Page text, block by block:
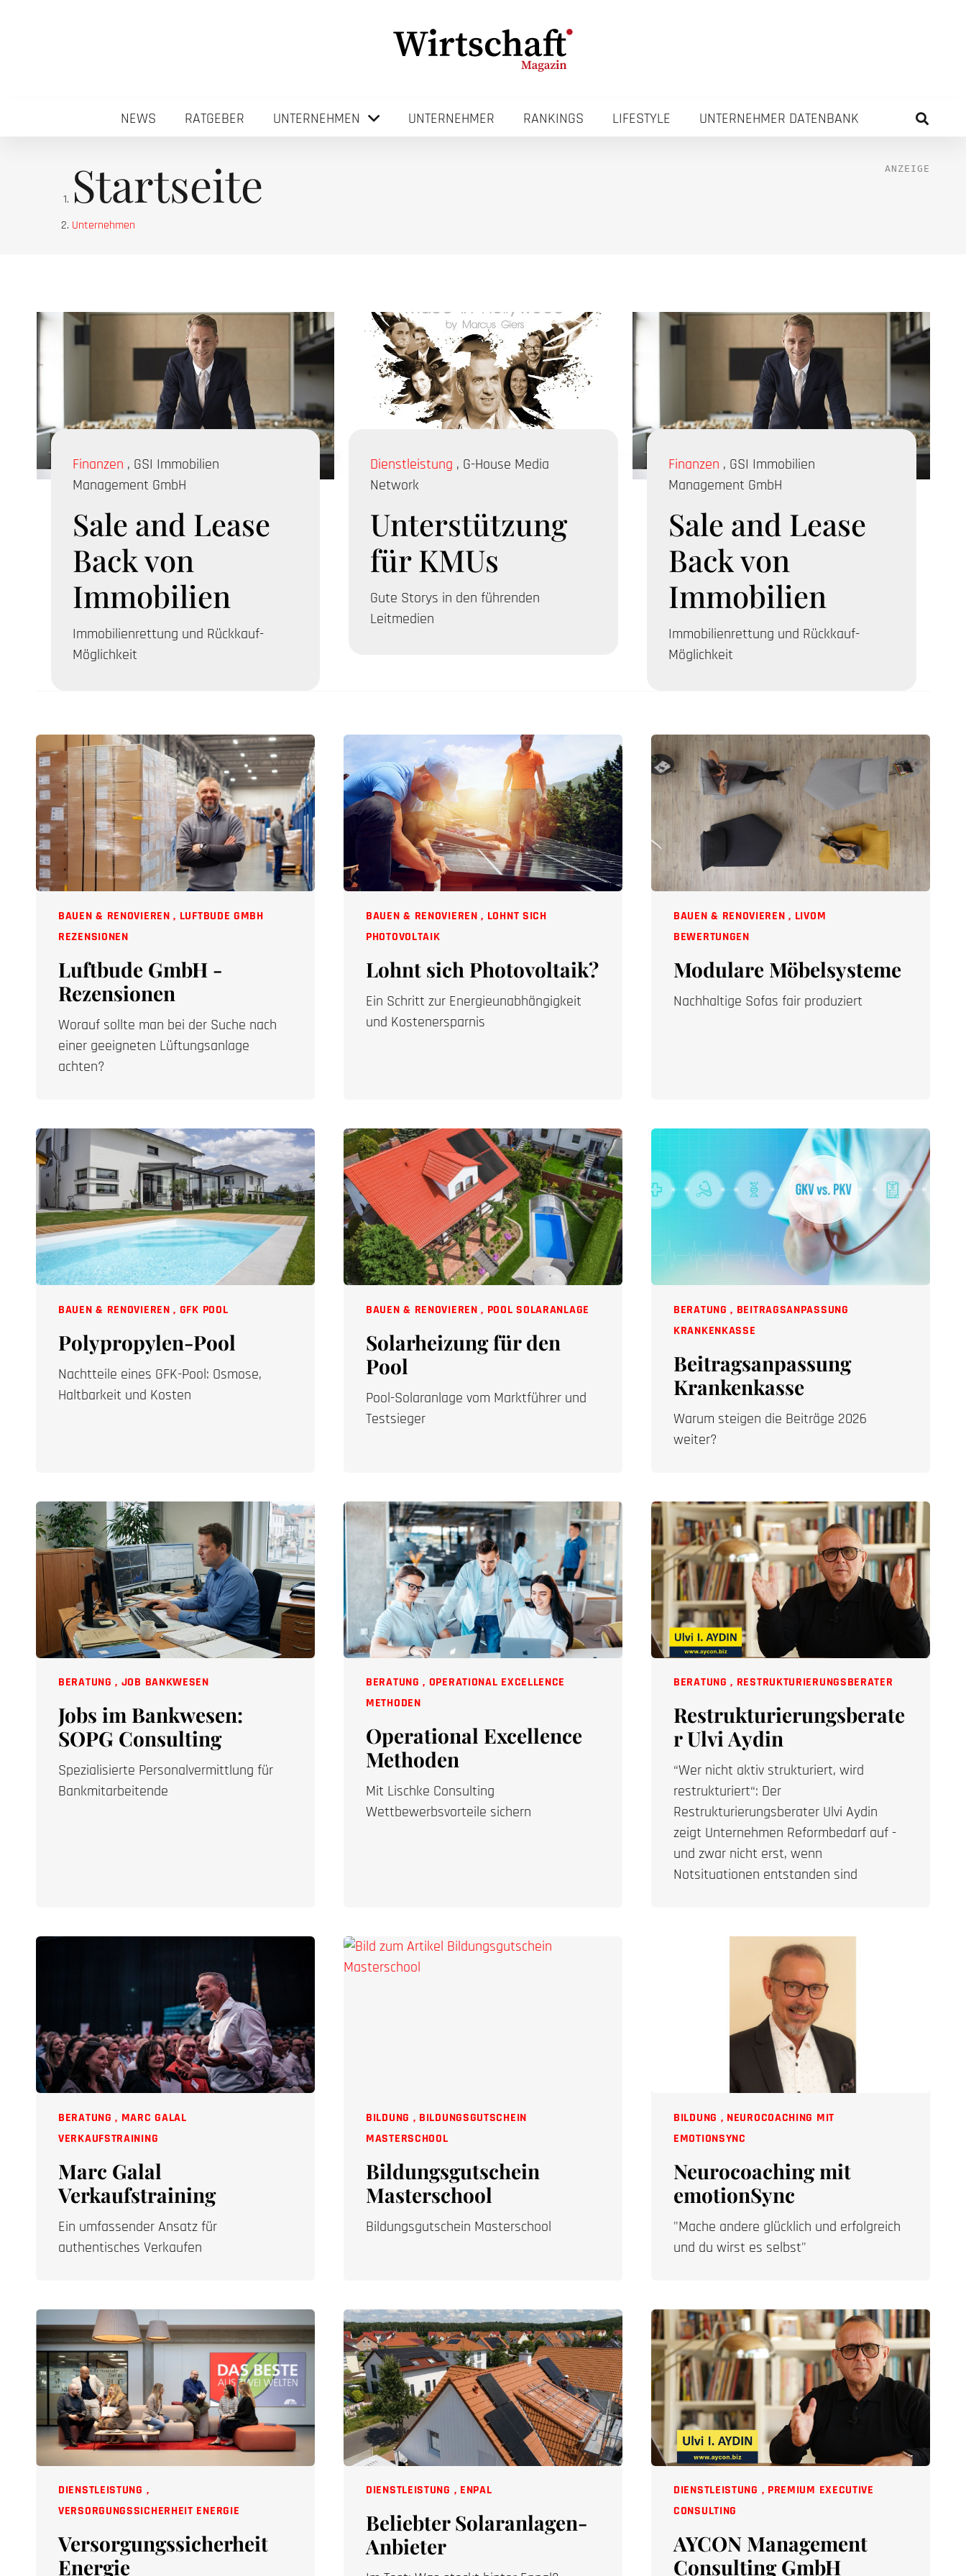
NEWS RATGEBER UNTERNEHMEN UNTERNEHMER RANKINGS LIFESTYLE UNTERNEHMER DATENBANK
Startseite
Unternehmen
Finanzen , GSI Immobilien
Management GmbH
Sale and Lease
Back von
Immobilien
Immobilienrettung und Rückkauf-
Möglichkeit
Dienstleistung , G-House Media
Network
Unterstützung
für KMUs
Gute Storys in den führenden
Leitmedien
Finanzen , GSI Immobilien
Management GmbH
Sale and Lease
Back von
Immobilien
Immobilienrettung und Rückkauf-
Möglichkeit
BAUEN & RENOVIEREN, LUFTBUDE GMBH
REZENSIONEN
Luftbude GmbH -
Rezensionen
Worauf sollte man bei der Suche nach
einer geeigneten Lüftungsanlage
achten?
BAUEN & RENOVIEREN, LOHNT SICH
PHOTOVOLTAIK
Lohnt sich Photovoltaik?
Ein Schritt zur Energieunabhängigkeit
und Kostenersparnis
BAUEN & RENOVIEREN, LIVOM
BEWERTUNGEN
Modulare Möbelsysteme
Nachhaltige Sofas fair produziert
BAUEN & RENOVIEREN, GFK POOL
Polypropylen-Pool
Nachtteile eines GFK-Pool: Osmose,
Haltbarkeit und Kosten
BAUEN & RENOVIEREN, POOL SOLARANLAGE
Solarheizung für den
Pool
Pool-Solaranlage vom Marktführer und
Testsieger
BERATUNG, BEITRAGSANPASSUNG
KRANKENKASSE
Beitragsanpassung
Krankenkasse
Warum steigen die Beiträge 2026
weiter?
BERATUNG, JOB BANKWESEN
Jobs im Bankwesen:
SOPG Consulting
Spezialisierte Personalvermittlung für
Bankmitarbeitende
BERATUNG, OPERATIONAL EXCELLENCE
METHODEN
Operational Excellence
Methoden
Mit Lischke Consulting
Wettbewerbsvorteile sichern
BERATUNG, RESTRUKTURIERUNGSBERATER
Restrukturierungsberate
r Ulvi Aydin
“Wer nicht aktiv strukturiert, wird
restrukturiert“: Der
Restrukturierungsberater Ulvi Aydin
zeigt Unternehmen Reformbedarf auf -
und zwar nicht erst, wenn
Notsituationen entstanden sind
BERATUNG, MARC GALAL
VERKAUFSTRAINING
Marc Galal
Verkaufstraining
Ein umfassender Ansatz für
authentisches Verkaufen
BILDUNG , BILDUNGSGUTSCHEIN
MASTERSCHOOL
Bildungsgutschein
Masterschool
Bildungsgutschein Masterschool
BILDUNG , NEUROCOACHING MIT
EMOTIONSYNC
Neurocoaching mit
emotionSync
"Mache andere glücklich und erfolgreich
und du wirst es selbst"
DIENSTLEISTUNG ,
VERSORGUNGSSICHERHEIT ENERGIE
Versorgungssicherheit
Energie
DIENSTLEISTUNG , ENPAL
Beliebter Solaranlagen-
Anbieter
DIENSTLEISTUNG , PREMIUM EXECUTIVE
CONSULTING
AYCON Management
Consulting GmbH